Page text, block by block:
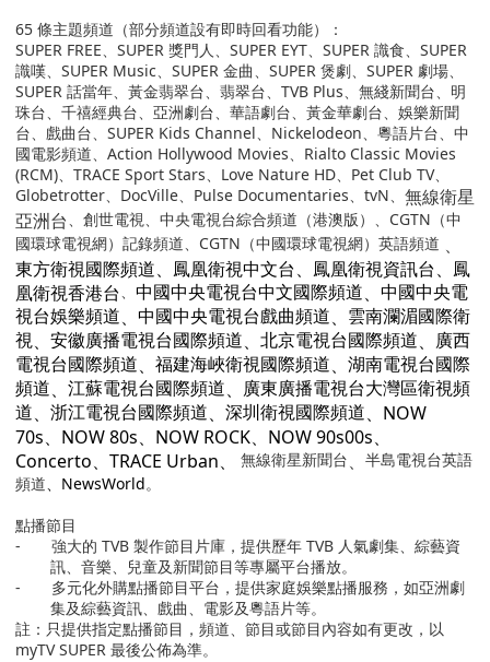
65 條主題頻道（部分頻道設有即時回看功能）：
SUPER FREE、SUPER 獎門人、SUPER EYT、SUPER 識食、SUPER
識嘆、SUPER Music、SUPER 金曲、SUPER 煲劇、SUPER 劇場、
SUPER 話當年、黃金翡翠台、翡翠台、 TVB Plus、無綫新聞台、明
珠台、千禧經典台、亞洲劇台、華語劇台、黃金華劇台、娛樂新聞
台、戲曲台、 SUPER Kids Channel、 Nickelodeon、粵語片台、中
國電影頻道、Action Hollywood Movies、Rialto Classic Movies
(RCM)、TRACE Sport Stars、 Love Nature HD、Pet Club TV、
Globetrotter、DocVille、Pulse Documentaries、 tvN、 無線衛星
亞洲台、創世電視、中央電視台綜合頻道（港澳版）、 CGTN （中
國環球電視網）記錄頻道、 CGTN （中國環球電視網）英語頻道 、
東方衛視國際頻道、鳳凰衛視中文台、鳳凰衛視資訊台、鳳
凰衛視香港台、 中國中央電視台中文國際頻道、
中國中央電
視台娛樂頻道、 中國中央電視台戲曲頻道、
雲南瀾湄國際衛
視 、 安徽廣播電視台國際頻道、 北京電視台國際頻道、
廣西
電視台國際頻道、 福建海峽衛視國際頻道、
湖南電視台國際
頻道、 江蘇電視台國際頻道、
廣東廣播電視台大灣區衛視頻
道、 浙江電視台國際頻道、 深圳衛視國際頻道、NOW
70s、NOW 80s、NOW ROCK、NOW 90s00s、
Concerto、TRACE Urban、
無線衛星新聞台、 半島電視台英語
頻道、NewsWorld。
點播節目
-
強大的 TVB 製作節目片庫，提供歷年 TVB 人氣劇集、綜藝資
訊、音樂、兒童及新聞節目等專屬平台播放。
-
多元化外購點播節目平台，提供家庭娛樂點播服務，如亞洲劇
集及綜藝資訊、戲曲、電影及粵語片等。
註：只提供指定點播節目，頻道、節目或節目內容如有更改，以
myTV SUPER 最後公佈為準。